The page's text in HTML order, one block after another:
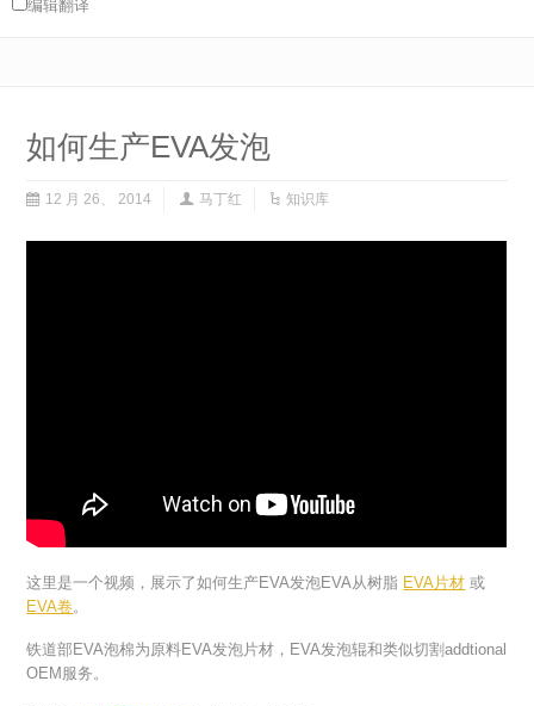
编辑翻译
如何生产EVA发泡
12 月 26、 2014 马丁红 知识库
这里是一个视频，展示了如何生产EVA发泡EVA从树脂 EVA片材 或
EVA卷。
铁道部EVA泡棉为原料EVA发泡片材，EVA发泡辊和类似切割addtional
OEM服务。